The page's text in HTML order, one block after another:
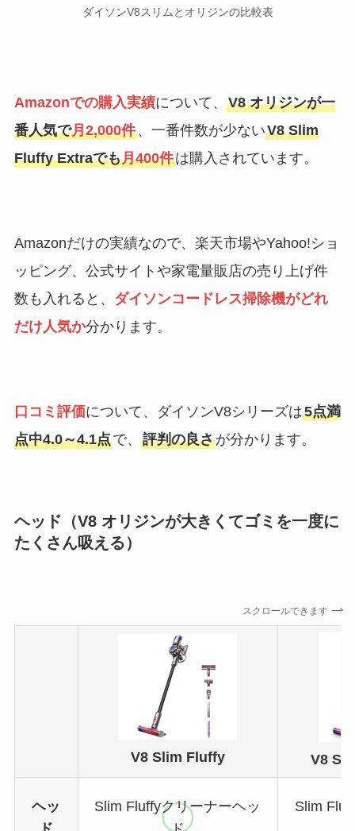
ダイソンV8スリムとオリジンの比較表
Amazonでの購入実績について、 V8 オリジンが一
番人気で月2,000件、一番件数が少ないV8 Slim
Fluffy Extraでも月400件は購入されています。
Amazonだけの実績なので、楽天市場やYahoo!ショ
ッピング、公式サイトや家電量販店の売り上げ件
数も入れると、 ダイソンコードレス掃除機がどれ
だけ人気か分かります。
口コミ評価について、ダイソンV8シリーズは5点満
点中4.0～4.1点で、 評判の良さが分かります。
ヘッド（V8 オリジンが大きくてゴミを一度に
たくさん吸える）
スクロールできます
V8 Slim Fluffy V8
ヘッ
Slim Fluffyクリーナーヘッ
Slim